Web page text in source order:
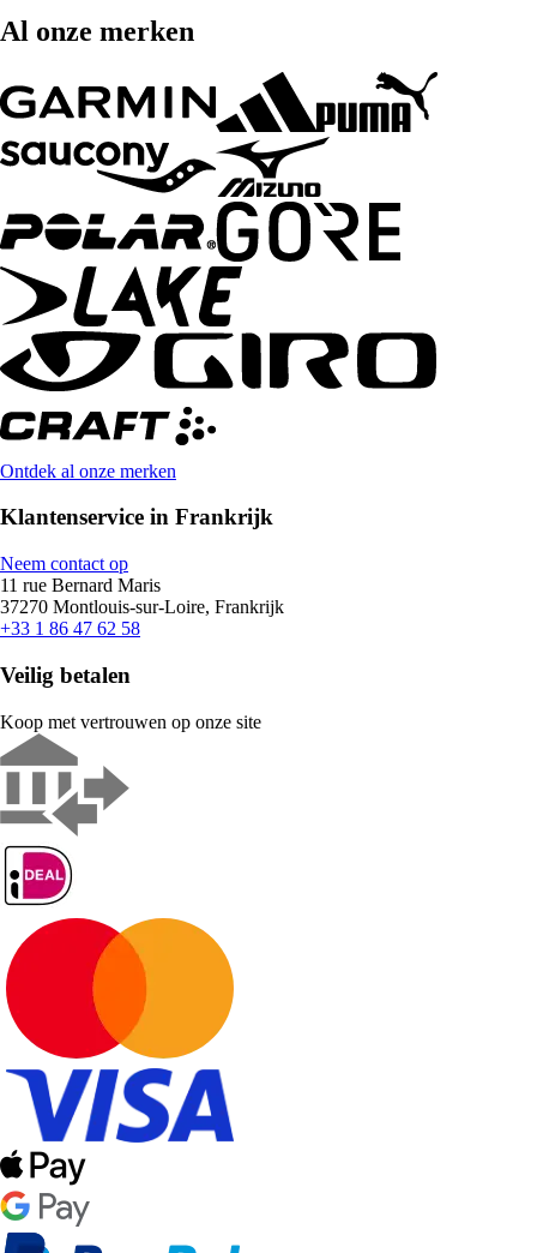
Al onze merken
Ontdek al onze merken
Klantenservice in Frankrijk
Neem contact op
11 rue Bernard Maris
37270 Montlouis-sur-Loire, Frankrijk
+33 1 86 47 62 58
Veilig betalen
Koop met vertrouwen op onze site